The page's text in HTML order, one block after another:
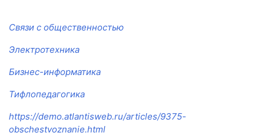
Связи с общественностью
Электротехника
Бизнес-информатика
Тифлопедагогика
https://demo.atlantisweb.ru/articles/9375-
obschestvoznanie.html